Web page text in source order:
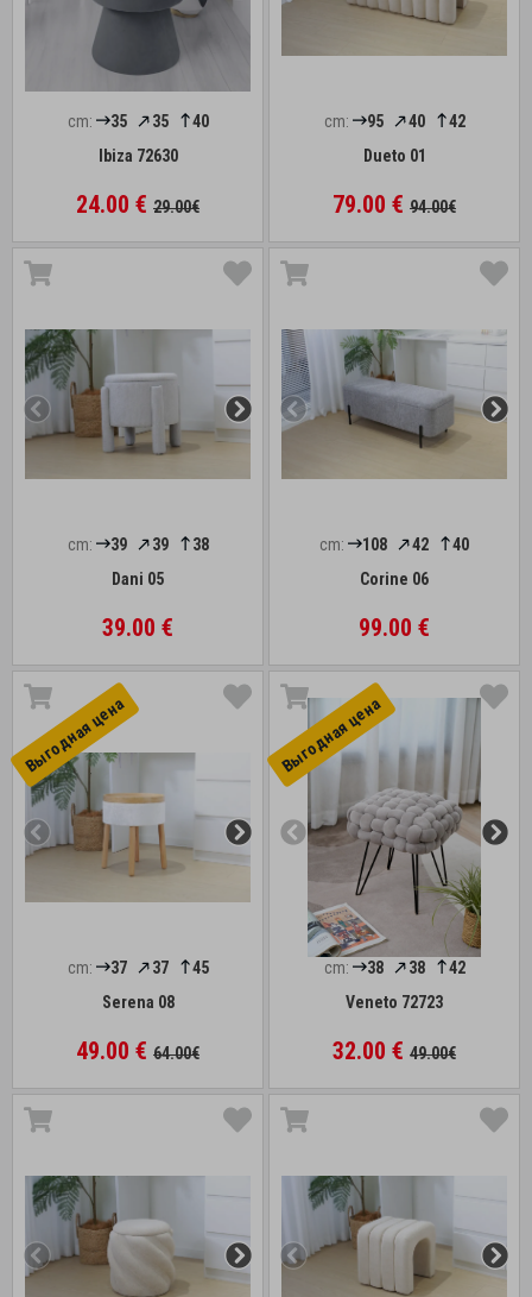
cm: 35 35
40
Ibiza 72630
24.00 € 29.00€
cm: 95 40
42
Dueto 01
79.00 € 94.00€
cm: 39 39
38
Dani 05
39.00 €
cm: 108 42
40
Corine 06
99.00 €
Выгоднaя цена
cm: 37 37
45
Serena 08
49.00 € 64.00€
Выгоднaя цена
cm: 38 38
42
Veneto 72723
32.00 € 49.00€